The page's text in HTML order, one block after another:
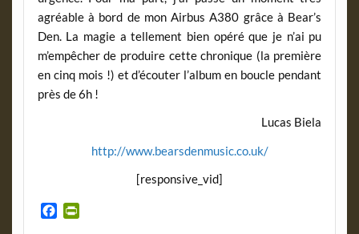
agréable à bord de mon Airbus A380 grâce à Bear’s
Den. La magie a tellement bien opéré que je n’ai pu
m’empêcher de produire cette chronique (la première
en cinq mois !) et d’écouter l’album en boucle pendant
près de 6h !
Lucas Biela
http://www.bearsdenmusic.co.uk/
[responsive_vid]